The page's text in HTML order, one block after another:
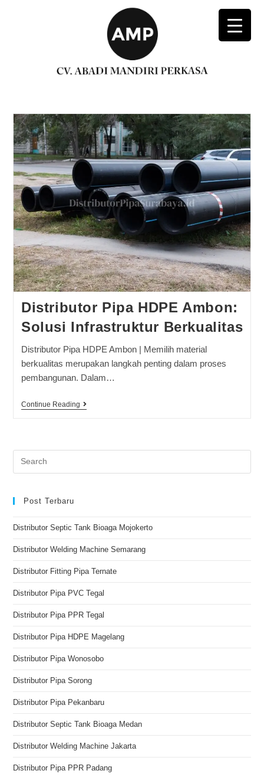
Distributor Pipa HDPE Ambon:
Solusi Infrastruktur Berkualitas
Distributor Pipa HDPE Ambon | Memilih material
berkualitas merupakan langkah penting dalam proses
pembangunan. Dalam…
Continue Reading
Post Terbaru
Distributor Septic Tank Bioaga Mojokerto
Distributor Welding Machine Semarang
Distributor Fitting Pipa Ternate
Distributor Pipa PVC Tegal
Distributor Pipa PPR Tegal
Distributor Pipa HDPE Magelang
Distributor Pipa Wonosobo
Distributor Pipa Sorong
Distributor Pipa Pekanbaru
Distributor Septic Tank Bioaga Medan
Distributor Welding Machine Jakarta
Distributor Pipa PPR Padang